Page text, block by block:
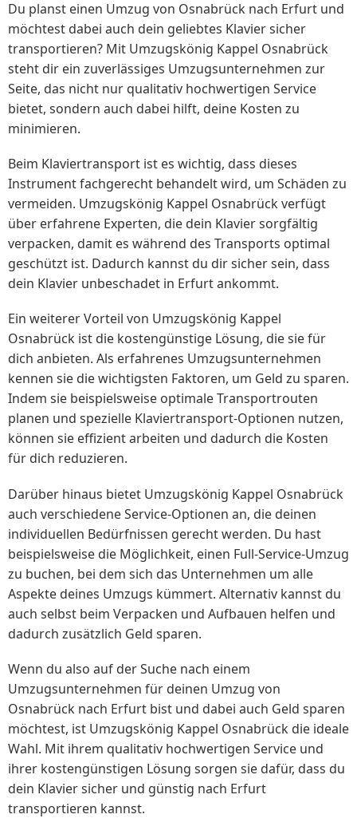
Du planst einen Umzug von Osnabrück nach Erfurt und
möchtest dabei auch dein geliebtes Klavier sicher
transportieren? Mit Umzugskönig Kappel Osnabrück
steht dir ein zuverlässiges Umzugsunternehmen zur
Seite, das nicht nur qualitativ hochwertigen Service
bietet, sondern auch dabei hilft, deine Kosten zu
minimieren.
Beim Klaviertransport ist es wichtig, dass dieses
Instrument fachgerecht behandelt wird, um Schäden zu
vermeiden. Umzugskönig Kappel Osnabrück verfügt
über erfahrene Experten, die dein Klavier sorgfältig
verpacken, damit es während des Transports optimal
geschützt ist. Dadurch kannst du dir sicher sein, dass
dein Klavier unbeschadet in Erfurt ankommt.
Ein weiterer Vorteil von Umzugskönig Kappel
Osnabrück ist die kostengünstige Lösung, die sie für
dich anbieten. Als erfahrenes Umzugsunternehmen
kennen sie die wichtigsten Faktoren, um Geld zu sparen.
Indem sie beispielsweise optimale Transportrouten
planen und spezielle Klaviertransport-Optionen nutzen,
können sie effizient arbeiten und dadurch die Kosten
für dich reduzieren.
Darüber hinaus bietet Umzugskönig Kappel Osnabrück
auch verschiedene Service-Optionen an, die deinen
individuellen Bedürfnissen gerecht werden. Du hast
beispielsweise die Möglichkeit, einen Full-Service-Umzug
zu buchen, bei dem sich das Unternehmen um alle
Aspekte deines Umzugs kümmert. Alternativ kannst du
auch selbst beim Verpacken und Aufbauen helfen und
dadurch zusätzlich Geld sparen.
Wenn du also auf der Suche nach einem
Umzugsunternehmen für deinen Umzug von
Osnabrück nach Erfurt bist und dabei auch Geld sparen
möchtest, ist Umzugskönig Kappel Osnabrück die ideale
Wahl. Mit ihrem qualitativ hochwertigen Service und
ihrer kostengünstigen Lösung sorgen sie dafür, dass du
dein Klavier sicher und günstig nach Erfurt
transportieren kannst.